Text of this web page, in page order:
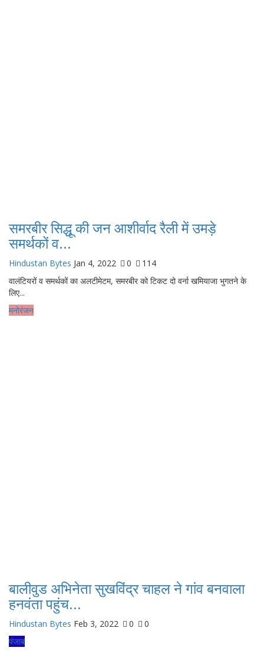
समरबीर सिद्धू की जन आशीर्वाद रैली में उमड़े
समर्थकों व...
Hindustan Bytes Jan 4, 2022 0
114
वालंटियरों व समर्थकों का अलटीमेटम, समरबीर को टिकट दो वर्ना खमियाजा भुगतने के
लिए...
मनोरंजन
बालीवुड अभिनेता सुखविंद्र चाहल ने गांव बनवाला
हनवंता पहुंच...
Hindustan Bytes Feb 3, 2022 0
0
पंजाब